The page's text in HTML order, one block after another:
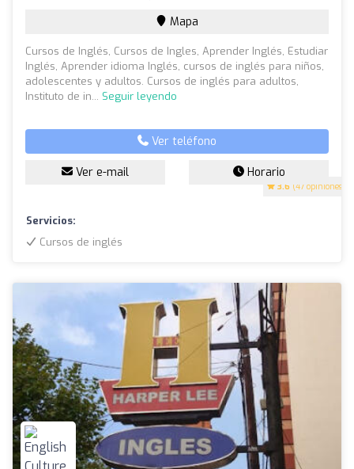
3.6 (47 opiniones)
Mapa
Cursos de Inglés, Cursos de Ingles, Aprender Inglés, Estudiar
Inglés, Aprender idioma Inglés, cursos de inglés para niños,
adolescentes y adultos. Cursos de inglés para adultos,
Instituto de in... Seguir leyendo
Ver teléfono
Ver e-mail Horario
Servicios:
Cursos de inglés